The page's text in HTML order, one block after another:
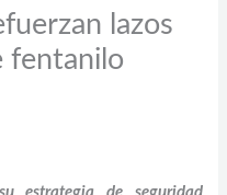
lazos
fentanilo